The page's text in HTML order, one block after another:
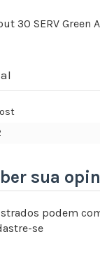
30 SERV Green
sua
podem
se